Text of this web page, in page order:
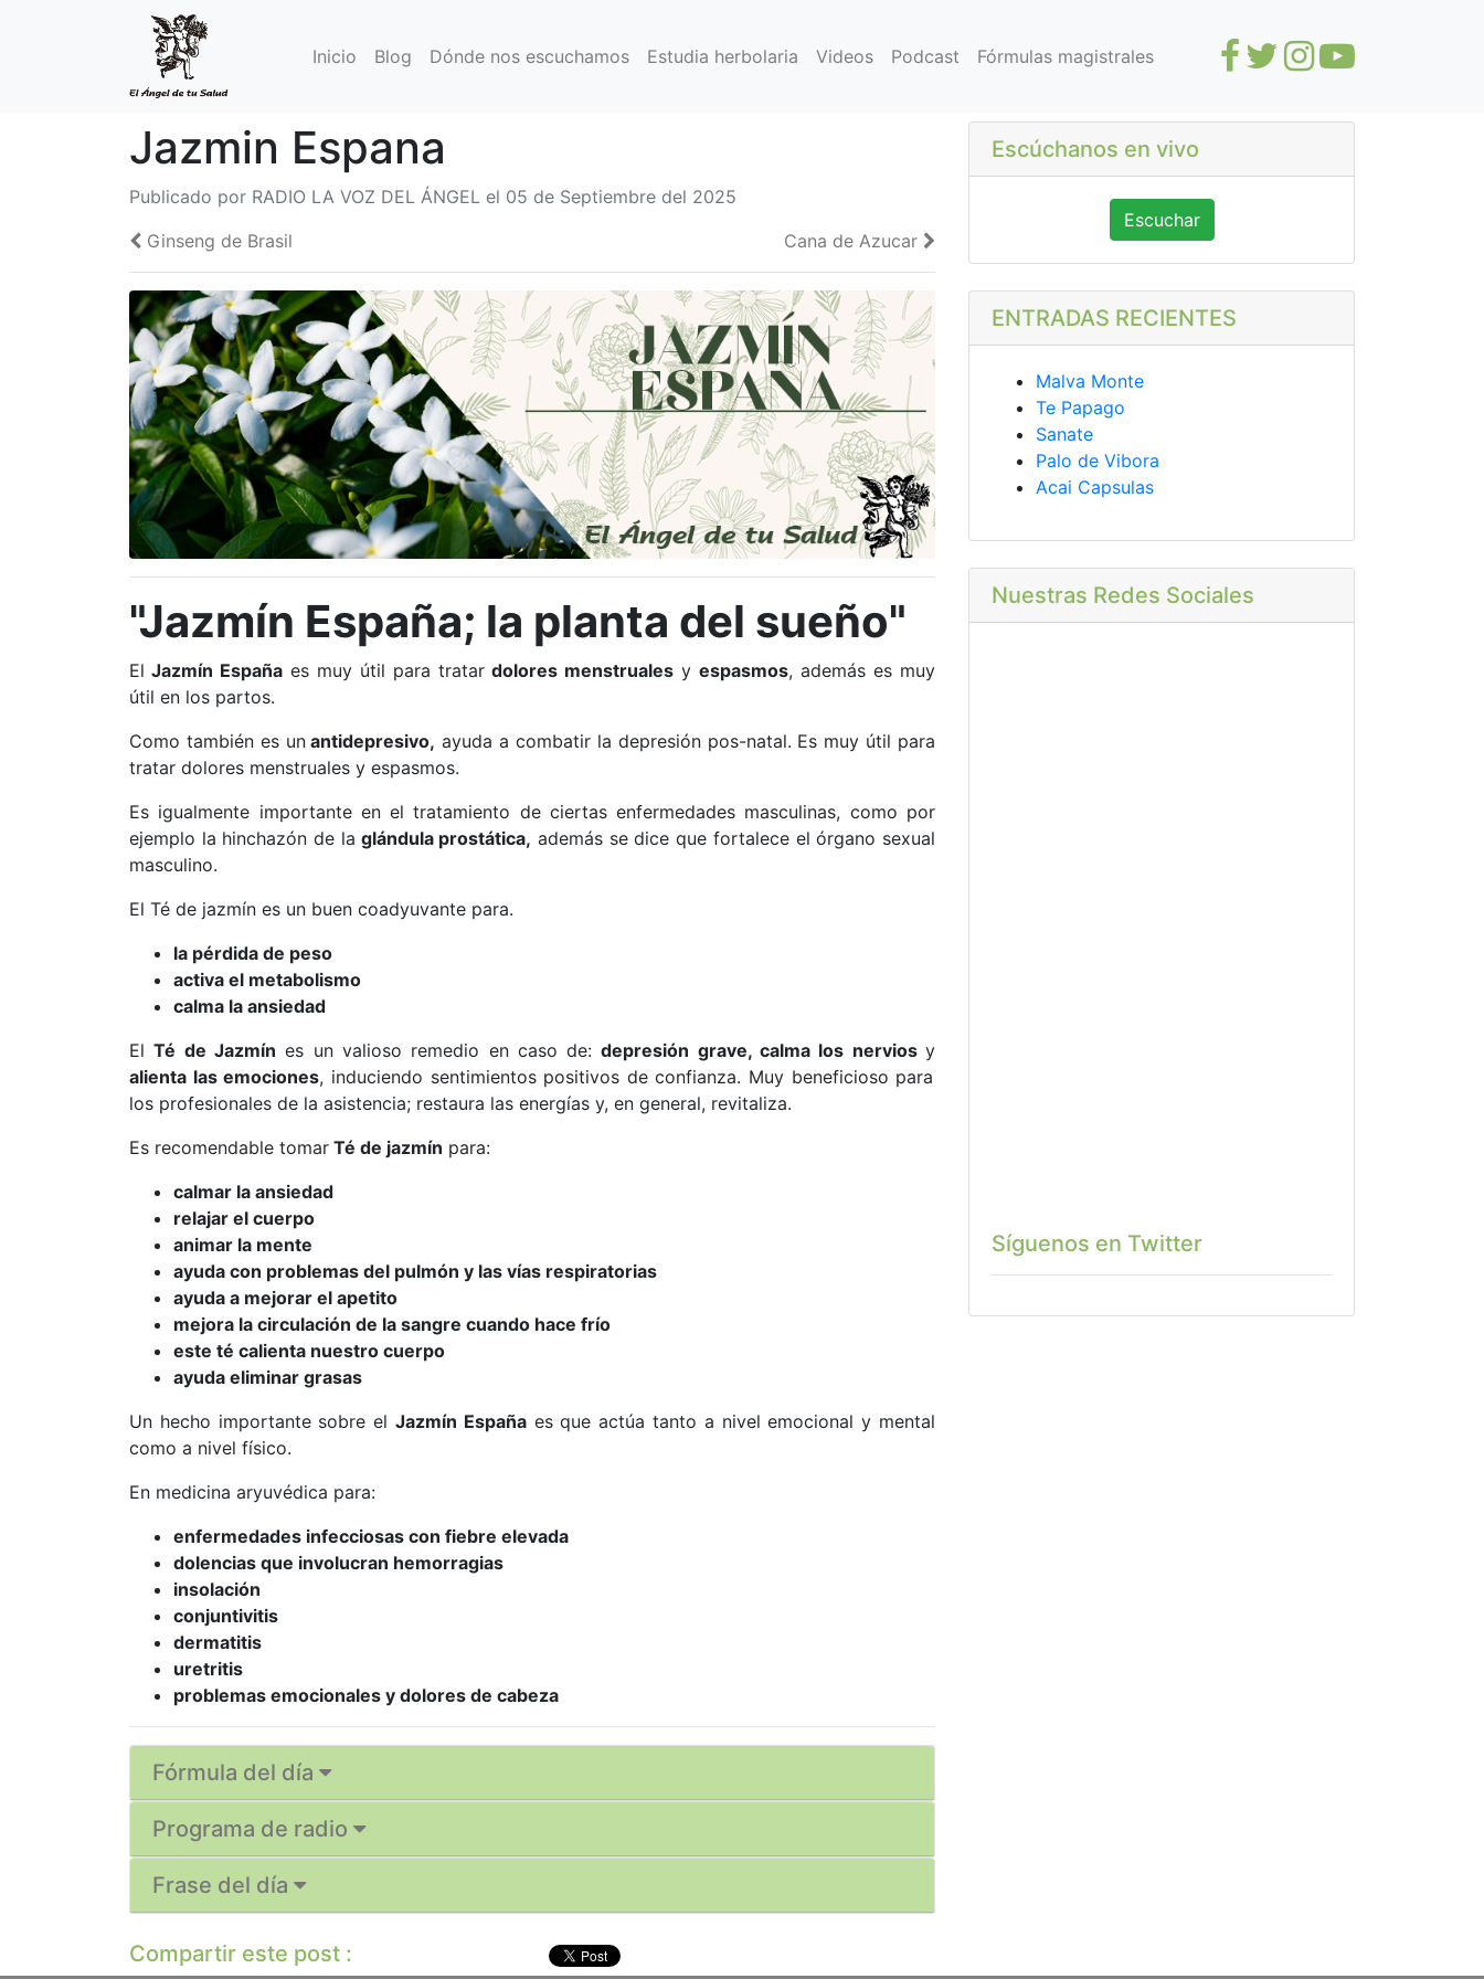
Inicio Blog Dónde nos escuchamos Estudia herbolaria Videos Podcast Fórmulas magistrales
Jazmin Espana
Publicado por RADIO LA VOZ DEL ÁNGEL el 05 de Septiembre del 2025
Ginseng de Brasil
Cana de Azucar
"Jazmín España; la planta del sueño"
El Jazmín Españaes muy útil para tratardolores menstruales yespasmos, además es muy
útil en los partos.
Como también es unantidepresivo, ayuda a combatir la depresión pos-natal. Es muy útil para
tratar dolores menstruales y espasmos.
Es igualmente importante en el tratamiento de ciertas enfermedades masculinas, como por
ejemplo la hinchazón de la glándula prostática, además se dice que fortalece el órgano sexual
masculino.
El Té de jazmín es un buen coadyuvante para.
la pérdida de peso
activa el metabolismo
calma la ansiedad
ElTé de Jazmín es un valioso remedio en caso de:depresión grave, calma los nervios y
alienta las emociones, induciendo sentimientos positivos de confianza. Muy beneficioso para
los profesionales de la asistencia; restaura las energías y, en general, revitaliza.
Es recomendable tomar Té de jazmín para:
calmar la ansiedad
relajar el cuerpo
animar la mente
ayuda con problemas del pulmón y las vías respiratorias
ayuda a mejorar el apetito
mejora la circulación de la sangre cuando hace frío
este té calienta nuestro cuerpo
ayuda eliminar grasas
Un hecho importante sobre el Jazmín Españaes que actúa tanto a nivel emocional y mental
como a nivel físico.
En medicina aryuvédica para:
enfermedades infecciosas con fiebre elevada
dolencias que involucran hemorragias
insolación
conjuntivitis
dermatitis
uretritis
problemas emocionales y dolores de cabeza
Fórmula del día
Programa de radio
Frase del día
Compartir este post :
Escúchanos en vivo
Escuchar
ENTRADAS RECIENTES
Malva Monte
Te Papago
Sanate
Palo de Vibora
Acai Capsulas
Nuestras Redes Sociales
Síguenos en Twitter